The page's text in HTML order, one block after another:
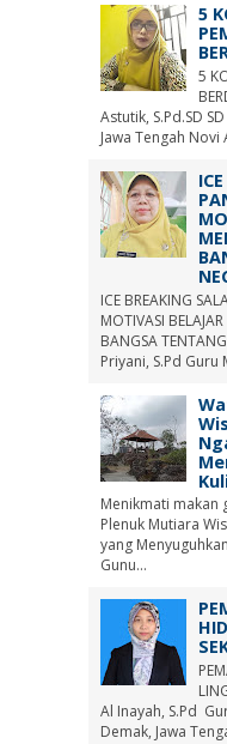
5
5
Astutik, S.Pd.SD
Jawa Tengah
ICE BREAKING
MOTIVASI
BANGSA
Priyani, S.Pd Guru
Menikmati makan
Plenuk Mutiara
yang
Gunu...
Al Inayah, S.Pd
Demak, Jawa